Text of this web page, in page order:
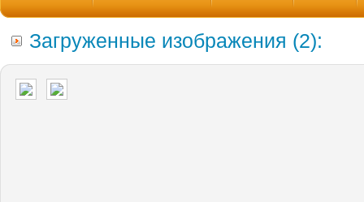
Загруженные изображения (2):